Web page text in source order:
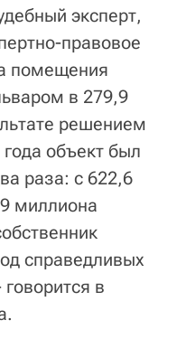
эксперт,
правовое
помещения
в 279,9
решением
объект был
раза: с 622,6
миллиона
справедливых
в